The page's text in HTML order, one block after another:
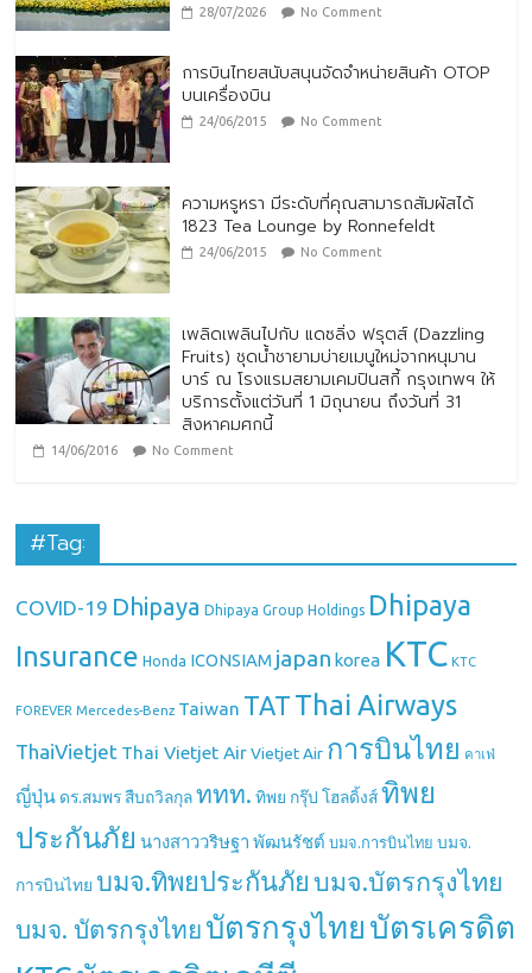
28/07/2026 No Comment
การบินไทยสนับสนุนจัดจำหน่ายสินค้า OTOP
บนเครื่องบิน
24/06/2015 No Comment
ความหรูหรา มีระดับที่คุณสามารถสัมผัสได้
1823 Tea Lounge by Ronnefeldt
24/06/2015 No Comment
เพลิดเพลินไปกับ แดซลิ่ง ฟรุตส์ (Dazzling
Fruits) ชุดน้ำชายามบ่ายเมนูใหม่จากหนุมาน
บาร์ ณ โรงแรมสยามเคมปินสกี้ กรุงเทพฯ ให้
บริการตั้งแต่วันที่ 1 มิถุนายน ถึงวันที่ 31
สิงหาคมศกนี้
14/06/2016 No Comment
#Tag:
COVID-19 Dhipaya Dhipaya Group Holdings Dhipaya
Insurance Honda ICONSIAM japan korea KTC KTC
FOREVER Mercedes-Benz Taiwan TAT Thai Airways
ThaiVietjet Thai Vietjet Air Vietjet Air การบินไทย คาเฟ่
ญี่ปุ่น ดร.สมพร สืบถวิลกุล ททท. ทิพย กรุ๊ป โฮลดิ้งส์ ทิพย
ประกันภัย นางสาววริษฐา พัฒนรัชต์ บมจ.การบินไทย บมจ.
การบินไทย บมจ.ทิพยประกันภัย บมจ.บัตรกรุงไทย
บมจ. บัตรกรุงไทย บัตรกรุงไทย บัตรเครดิต